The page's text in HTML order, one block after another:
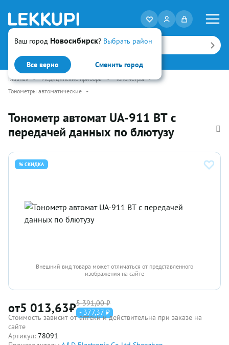
Ваш город Новосибирск? Выбрать район
Все верно Сменить город
Искать
Главная • Медицинские приборы • Тонометры •
Тонометры автоматические •
Тонометр автомат UA-911 ВТ с
передачей данных по блютузу
% СКИДКА
Внешний вид товара может отличаться от представленного
изображения на сайте
от5 013,63₽5 391,00 ₽
- 377,37 ₽
Стоимость зависит от аптеки и действительна при заказе на
сайте
Артикул: 78091